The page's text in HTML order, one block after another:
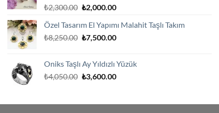
₺2,300.00 Orijinal
₺2,300.00.
₺2,000.00Şu
fiyat:
₺2,000.00.
Özel Tasarım El Yapımı Malahit Taşlı Takım
₺8,250.00 Orijinal
₺7,500.00Şu
₺7,500.00.
Oniks Taşlı Ay Yıldızlı Yüzük
₺4,050.00 Orijinal
₺3,600.00Şu
₺3,600.00.